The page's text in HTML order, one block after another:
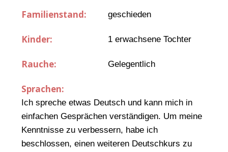
Familienstand: geschieden
Kinder: 1 erwachsene Tochter
Rauche: Gelegentlich
Sprachen:
Ich spreche etwas Deutsch und kann mich in
einfachen Gesprächen verständigen. Um meine
Kenntnisse zu verbessern, habe ich
beschlossen, einen weiteren Deutschkurs zu